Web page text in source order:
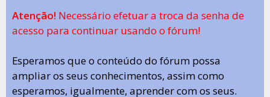
Atenção! Necessário efetuar a troca da senha de
acesso para continuar usando o fórum!
Esperamos que o conteúdo do fórum possa
ampliar os seus conhecimentos, assim como
esperamos, igualmente, aprender com os seus.